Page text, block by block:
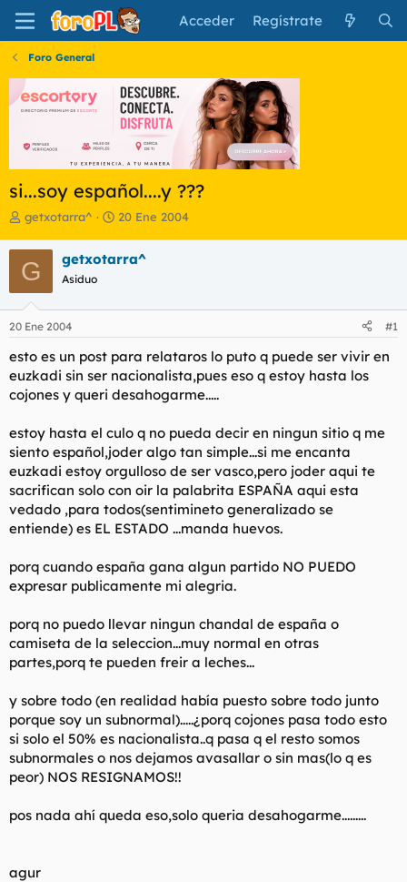
Acceder Regístrate
Foro General
si...soy español....y ???
I
i
c
i
a
d
o
d
e
l
e
a
getxotarra^
F
h
e
i
c
i
20 Ene 2004
G getxotarra^
Asiduo
20 Ene 2004 #1
esto es un post para relataros lo puto q puede ser vivir en
euzkadi sin ser nacionalista,pues eso q estoy hasta los
cojones y queri desahogarme.....
estoy hasta el culo q no pueda decir en ningun sitio q me
siento español,joder algo tan simple...si me encanta
euzkadi estoy orgulloso de ser vasco,pero joder aqui te
sacrifican solo con oir la palabrita ESPAÑA aqui esta
vedado ,para todos(sentimineto generalizado se
entiende) es EL ESTADO ...manda huevos.
porq cuando españa gana algun partido NO PUEDO
expresar publicamente mi alegria.
porq no puedo llevar ningun chandal de españa o
camiseta de la seleccion...muy normal en otras
partes,porq te pueden freir a leches...
y sobre todo (en realidad había puesto sobre todo junto
porque soy un subnormal).....¿porq cojones pasa todo esto
si solo el 50% es nacionalista..q pasa q el resto somos
subnormales o nos dejamos avasallar o sin mas(lo q es
peor) NOS RESIGNAMOS!!
pos nada ahí queda eso,solo queria desahogarme.........
agur